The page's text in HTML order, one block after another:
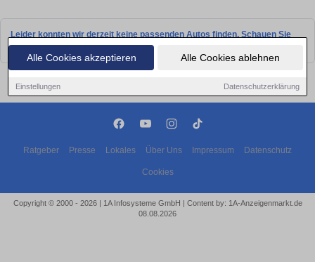
Alle Cookies akzeptieren Alle Cookies ablehnen
Einstellungen Datenschutzerklärung
Leider konnten wir derzeit keine passenden Autos finden. Schauen Sie
bald wieder vorbei!
Ratgeber Presse Lokales Über Uns Impressum Datenschutz
Cookies
Copyright © 2000 - 2026 | 1A Infosysteme GmbH | Content by: 1A-Anzeigenmarkt.de
08.08.2026